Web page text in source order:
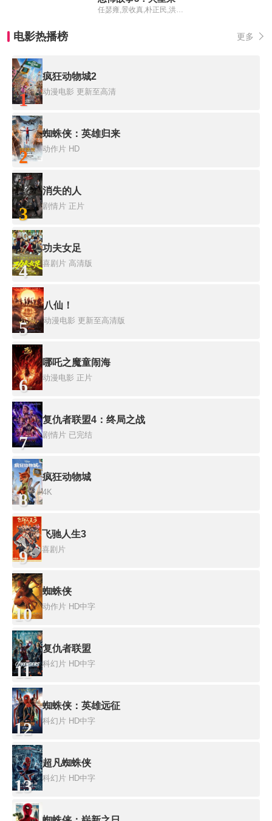
任瑟雍,景收真,朴正民,洪恩熙
电影热播榜 更多
1
疯狂动物城2
动漫电影 更新至高清
2
蜘蛛侠：英雄归来
动作片 HD
3
消失的人
剧情片 正片
4
功夫女足
喜剧片 高清版
5
八仙！
动漫电影 更新至高清版
6
哪吒之魔童闹海
动漫电影 正片
7
复仇者联盟4：终局之战
剧情片 已完结
8
疯狂动物城
4K
9
飞驰人生3
喜剧片
10
蜘蛛侠
动作片 HD中字
11
复仇者联盟
科幻片 HD中字
12
蜘蛛侠：英雄远征
科幻片 HD中字
13
超凡蜘蛛侠
科幻片 HD中字